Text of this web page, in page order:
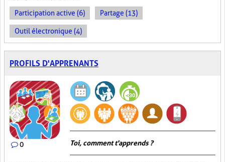
Participation active (6) Partage (13)
Outil électronique (4)
PROFILS D'APPRENANTS
0 Toi, comment t'apprends ?